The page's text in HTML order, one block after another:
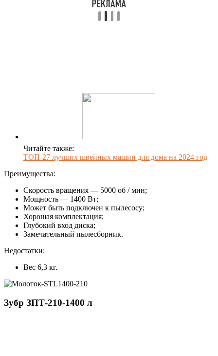
Читайте также:
ТОП-27 лучших швейных машин для дома на 2024 год
Преимущества:
Скорость вращения — 5000 об / мин;
Мощность — 1400 Вт;
Может быть подключен к пылесосу;
Хорошая комплектация;
Глубокий вход диска;
Замечательный пылесборник.
Недостатки:
Вес 6,3 кг.
Зубр ЗПТ-210-1400 л